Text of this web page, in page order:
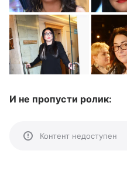
И не пропусти ролик:
Контент недоступен